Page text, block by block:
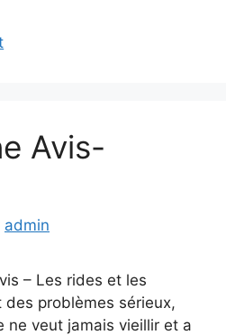
Avis-
admin
– Les rides et les
problèmes sérieux,
ne veut jamais vieillir et a